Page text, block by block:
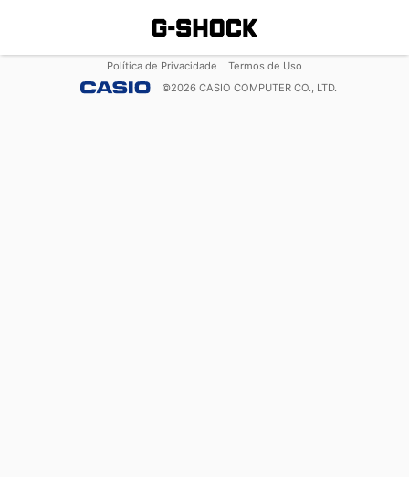
Política de Privacidade
Termos de Uso
©2026 CASIO COMPUTER CO., LTD.